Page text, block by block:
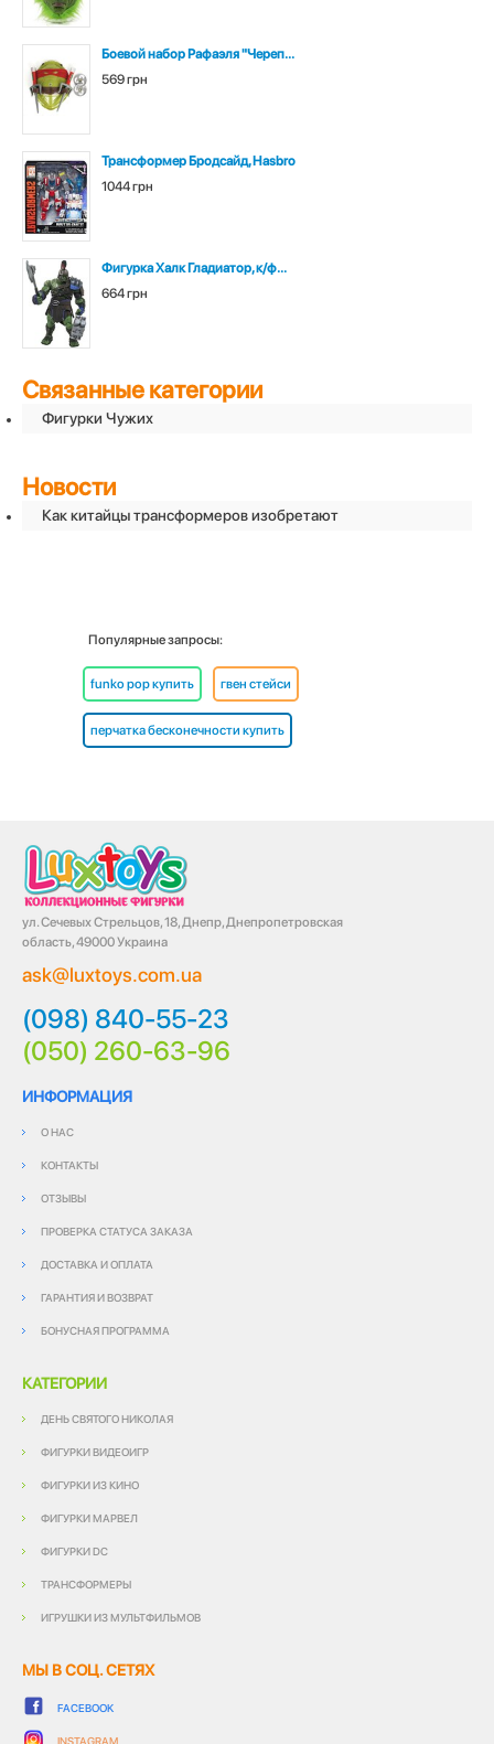
Боевой набор Рафаэля "Череп...
569 грн
Трансформер Бродсайд, Hasbro
1044 грн
Фигурка Халк Гладиатор, к/ф...
664 грн
Связанные категории
Фигурки Чужих
Новости
Как китайцы трансформеров изобретают
Популярные запросы:
funko pop купить гвен стейси
перчатка бесконечности купить
ул. Сечевых Стрельцов, 18, Днепр, Днепропетровская
область, 49000 Украина
ask@luxtoys.com.ua
(098) 840-55-23
(050) 260-63-96
ИНФОРМАЦИЯ
О НАС
КОНТАКТЫ
ОТЗЫВЫ
ПРОВЕРКА СТАТУСА ЗАКАЗА
ДОСТАВКА И ОПЛАТА
ГАРАНТИЯ И ВОЗВРАТ
БОНУСНАЯ ПРОГРАММА
КАТЕГОРИИ
ДЕНЬ СВЯТОГО НИКОЛАЯ
ФИГУРКИ ВИДЕОИГР
ФИГУРКИ ИЗ КИНО
ФИГУРКИ МАРВЕЛ
ФИГУРКИ DC
ТРАНСФОРМЕРЫ
ИГРУШКИ ИЗ МУЛЬТФИЛЬМОВ
МЫ В СОЦ. СЕТЯХ
FACEBOOK
INSTAGRAM